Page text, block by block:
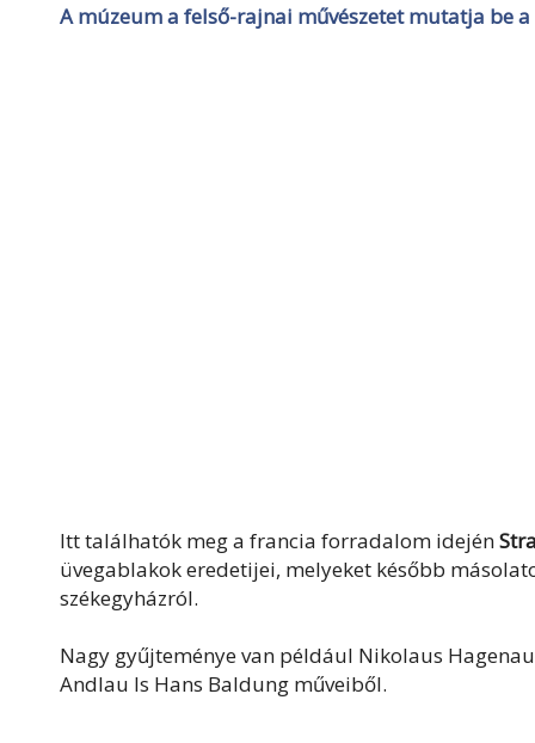
A múzeum a felső-rajnai művészetet mutatja be
Itt találhatók meg a francia forradalom idején
üvegablakok eredetijei, melyeket később
székegyházról.
Nagy gyűjteménye van például Nikolaus
Andlau ls Hans Baldung műveiből.